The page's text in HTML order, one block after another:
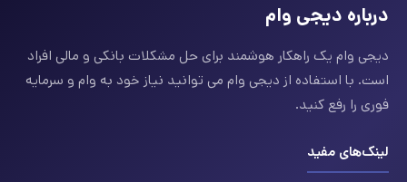
درباره دیجی وام
دیجی وام یک راهکار هوشمند برای حل مشکلات بانکی و مالی افراد
است. با استفاده از دیجی وام می توانید نیاز خود به وام و سرمایه
فوری را رفع کنید.
لینک‌های مفید